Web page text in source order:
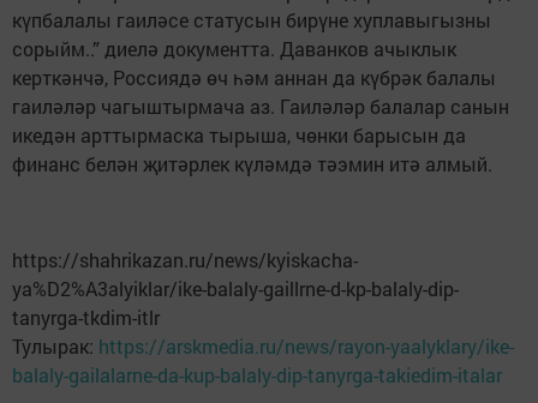
күпбалалы гаиләсе статусын бирүне хуплавыгызны
сорыйм..” диелә документта. Даванков ачыклык
керткәнчә, Россиядә өч һәм аннан да күбрәк балалы
гаиләләр чагыштырмача аз. Гаиләләр балалар санын
икедән арттырмаска тырыша, чөнки барысын да
финанс белән җитәрлек күләмдә тәэмин итә алмый.
https://shahrikazan.ru/news/kyiskacha-
ya%D2%A3alyiklar/ike-balaly-gaillrne-d-kp-balaly-dip-
tanyrga-tkdim-itlr
Тулырак: https://arskmedia.ru/news/rayon-yaalyklary/ike-
balaly-gailalarne-da-kup-balaly-dip-tanyrga-takiedim-italar